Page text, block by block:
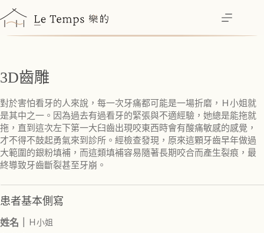
至
主
容
3D齒雕
對於害怕看牙的人來說，每一次牙痛都可能是一場折磨，Ｈ小姐就
是其中之一。因為過去有過看牙的緊張與不適經驗，她總是能拖就
拖，直到這次左下第一大臼齒出現咬東西時會有酸痛敏感的感覺，
才不得不鼓起勇氣來到診所。經檢查發現，原來這顆牙齒早年做過
大範圍的銀粉填補，而這類填補容易隨著長期咬合而產生裂痕，最
終導致牙齒斷裂甚至牙崩。
患者基本側寫
姓名｜ Ｈ小姐